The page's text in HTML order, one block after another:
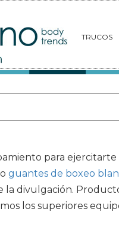
TRUCOS
para
o guantes de boxeo
divulgación.
los superiores